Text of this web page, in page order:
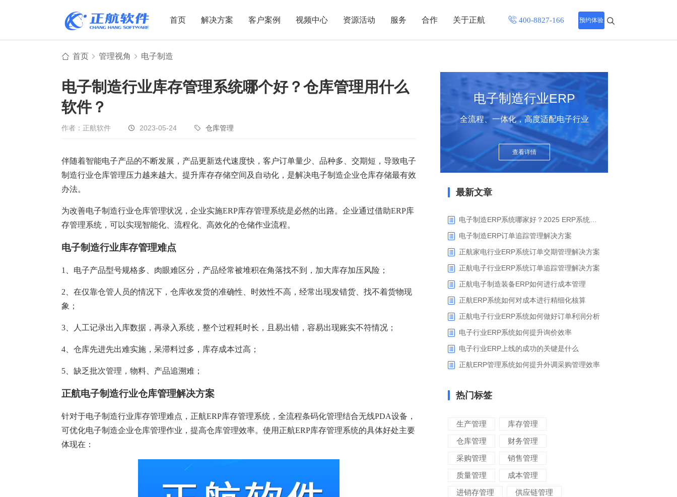
首页 解决方案
设备制造
非标自动化
家用电器
装备制造
机械行业
PCB行业
塑胶加工
智能制造
查看更多>
电子贸易
贸易行业
IC贸易行业
项目型接单
工贸一体型
整合型贸易
查看更多>
生产管理
成本核算
财务管理
研发管理
数字车间
查看更多>
APS排程
智能物流
报价接单
物料齐套
查看更多>
客户案例
机电设备 家用电器 电子制造
视频中心 资源活动
市场活动
服务
售后服务
合作 关于正航
正航简介
联系正航
网站导航
预约体验
首页 管理视角 电子制造
电子制造行业库存管理系统哪个好？仓库管理用什么
软件？
作者：正航软件 2023-05-24 仓库管理
伴随着智能电子产品的不断发展，产品更新迭代速度快，客户订单量少、品种多、交期短，导致电子
制造行业仓库管理压力越来越大。提升库存存储空间及自动化，是解决电子制造企业仓库存储最有效
办法。
为改善电子制造行业仓库管理状况，企业实施ERP库存管理系统是必然的出路。企业通过借助ERP库
存管理系统，可以实现智能化、流程化、高效化的仓储作业流程。
电子制造行业库存管理难点
1、电子产品型号规格多、肉眼难区分，产品经常被堆积在角落找不到，加大库存加压风险；
2、在仅靠仓管人员的情况下，仓库收发货的准确性、时效性不高，经常出现发错货、找不着货物现
象；
3、人工记录出入库数据，再录入系统，整个过程耗时长，且易出错，容易出现账实不符情况；
4、仓库先进先出难实施，呆滞料过多，库存成本过高；
5、缺乏批次管理，物料、产品追溯难；
正航电子制造行业仓库管理解决方案
针对于电子制造行业库存管理难点，正航ERP库存管理系统，全流程条码化管理结合无线PDA设备，
可优化电子制造企业仓库管理作业，提高仓库管理效率。使用正航ERP库存管理系统的具体好处主要
体现在：
电子制造行业ERP
全流程、一体化，高度适配电子行业
查看详情
最新文章
电子制造ERP订单追踪管理解决方案
正航家电行业ERP系统订单交期管理解决方案
正航电子行业ERP系统订单追踪管理解决方案
正航电子制造装备ERP如何进行成本管理
正航ERP系统如何对成本进行精细化核算
正航电子行业ERP系统如何做好订单利润分析
电子行业ERP系统如何提升询价效率
电子行业ERP上线的成功的关键是什么
正航ERP管理系统如何提升外调采购管理效率
热门标签
生产管理
库存管理
仓库管理
财务管理
采购管理
销售管理
质量管理
成本管理
进销存管理
供应链管理